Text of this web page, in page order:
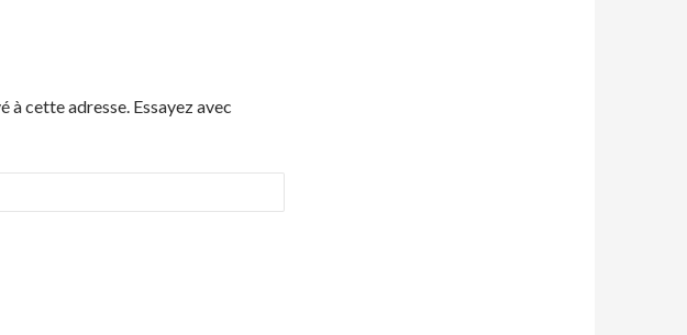
à cette adresse. Essayez avec